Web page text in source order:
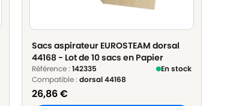
Sacs aspirateur EUROSTEAM dorsal
44168 - Lot de 10 sacs en Papier
Référence :142335
En stock
Compatible :dorsal 44168
26,86€